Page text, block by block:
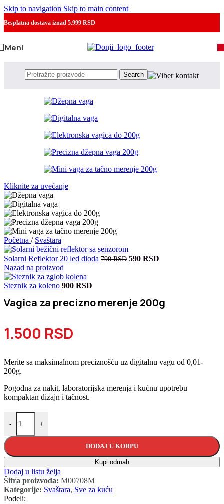
Skip to navigation Skip to main content
Besplatna dostava iznad 5.999 RSD
Meni
Search
Kliknite za uvećanje
Početna / Svaštara
Solarni Reflektor 20 led dioda 790RSD Originalna
590 RSD
Nazad na proizvod
Steznik za koleno 900 RSD
Vagica za precizno merenje 200g
1.500 RSD
Merite sa maksimalnom preciznošću uz digitalnu vagu od 0,01-
200g.
Pogodna za nakit, laboratorijska merenja i kućnu upotrebu
kompaktan dizajn i tačnost.
-
Vagica za precizno merenje 200g količina
+
DODAJ U KORPU
Kupi odmah
Dodaj u listu želja
Šifra proizvoda: M00708M
Kategorije: Svaštara, Sve za kuću
Podeli: